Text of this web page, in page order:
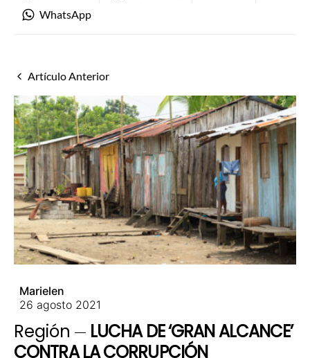
WhatsApp
Artículo Anterior
Marielen
26 agosto 2021
Región
LUCHA DE ‘GRAN ALCANCE’
CONTRA LA CORRUPCIÓN